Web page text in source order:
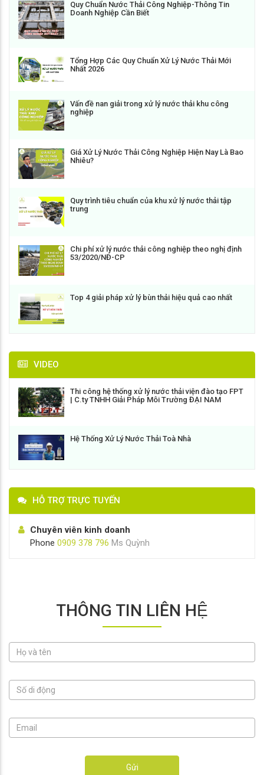
Quy Chuẩn Nước Thải Công Nghiệp-Thông Tin
Doanh Nghiệp Cần Biết
Tổng Hợp Các Quy Chuẩn Xử Lý Nước Thải Mới
Nhất 2026
Vấn đề nan giải trong xử lý nước thải khu công
nghiệp
Giá Xử Lý Nước Thải Công Nghiệp Hiện Nay Là Bao
Nhiêu?
Quy trình tiêu chuẩn của khu xử lý nước thải tập
trung
Chi phí xử lý nước thải công nghiệp theo nghị định
53/2020/NĐ-CP
Top 4 giải pháp xử lý bùn thải hiệu quả cao nhất
VIDEO
Thi công hệ thống xử lý nước thải viện đào tạo FPT
| C.ty TNHH Giải Pháp Môi Trường ĐẠI NAM
Hệ Thống Xử Lý Nước Thải Toà Nhà
HỖ TRỢ TRỰC TUYẾN
Chuyên viên kinh doanh
Phone 0909 378 796 Ms Quỳnh
THÔNG TIN LIÊN HỆ
Gửi